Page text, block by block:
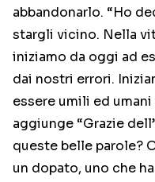
abbandonarlo. “Ho
stargli vicino. Nella
iniziamo da oggi ad
dai nostri errori.
essere umili ed umani
aggiunge “Grazie
queste belle parole?
un dopato, uno che